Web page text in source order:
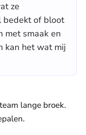
ze
bedekt of bloot
met smaak en
kan het wat mij
lange broek.